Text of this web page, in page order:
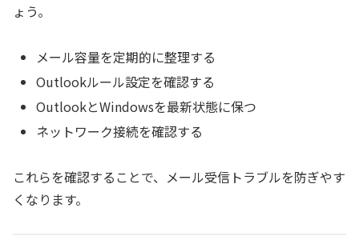
ょう。
メール容量を定期的に整理する
Outlookルール設定を確認する
OutlookとWindowsを最新状態に保つ
ネットワーク接続を確認する
これらを確認することで、メール受信トラブルを防ぎやす
くなります。